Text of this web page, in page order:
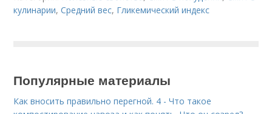
кулинарии,Средний вес, Гликемический индекс
Популярные материалы
Как вносить правильно перегной. 4 - Что такое